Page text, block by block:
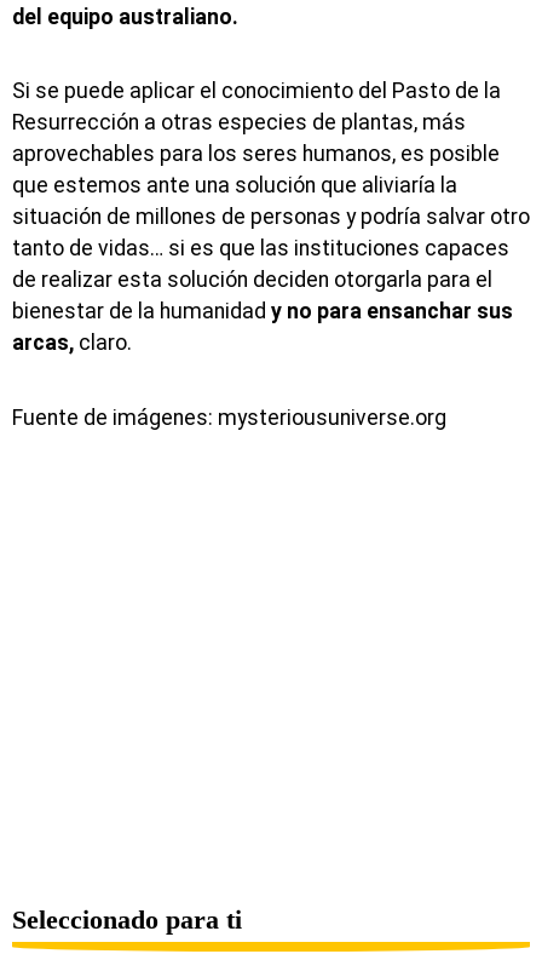
del equipo australiano.
Si se puede aplicar el conocimiento del Pasto de la
Resurrección a otras especies de plantas, más
aprovechables para los seres humanos, es posible
que estemos ante una solución que aliviaría la
situación de millones de personas y podría salvar otro
tanto de vidas… si es que las instituciones capaces
de realizar esta solución deciden otorgarla para el
bienestar de la humanidad y no para ensanchar sus
arcas, claro.
Fuente de imágenes: mysteriousuniverse.org
Seleccionado para ti